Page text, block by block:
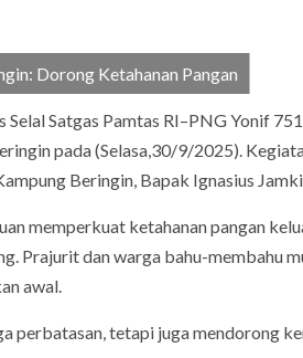
Dorong Ketahanan Pangan
Selal Satgas Pamtas RI–PNG Yonif
pada (Selasa,30/9/2025).
Beringin, Bapak Ignasius
memperkuat ketahanan pangan
Prajurit dan warga bahu-membahu
awal.
perbatasan, tetapi juga mendorong